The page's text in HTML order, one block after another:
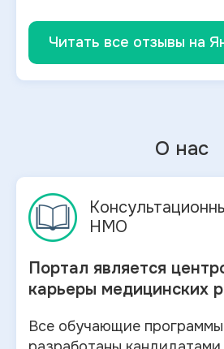
Читать все отзывы на
О нас
НМО
Портал является
карьеры медицинских
Все обучающие